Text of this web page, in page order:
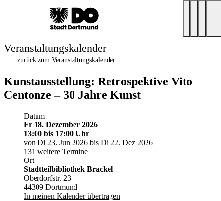
Veranstaltungskalender
zurück zum Veranstaltungskalender
Kunstausstellung: Retrospektive Vito
Centonze – 30 Jahre Kunst
Datum
Fr 18. Dezember 2026
13:00 bis 17:00 Uhr
von Di 23. Jun 2026 bis Di 22. Dez 2026
131 weitere Termine
Ort
Stadtteilbibliothek Brackel
Oberdorfstr. 23
44309 Dortmund
In meinen Kalender übertragen